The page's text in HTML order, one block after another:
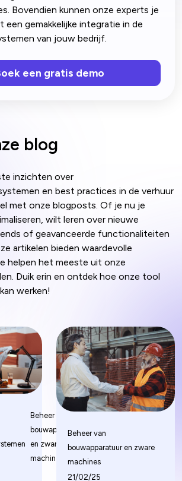
Bovendien kunnen onze experts je
een gemakkelijke integratie in de
van jouw bedrijf.
een gratis demo
blog
inzichten over
en best practices in de verhuur
met onze blogposts. Of je nu je
wilt leren over nieuwe
of geavanceerde functionaliteiten
artikelen bieden waardevolle
helpen het meeste uit onze
Duik erin en ontdek hoe onze tool
werken!
Beheer van
bouwapparatuur
en zware
machines
Beheer van
bouwapparatuur en zware
machines
21/02/25